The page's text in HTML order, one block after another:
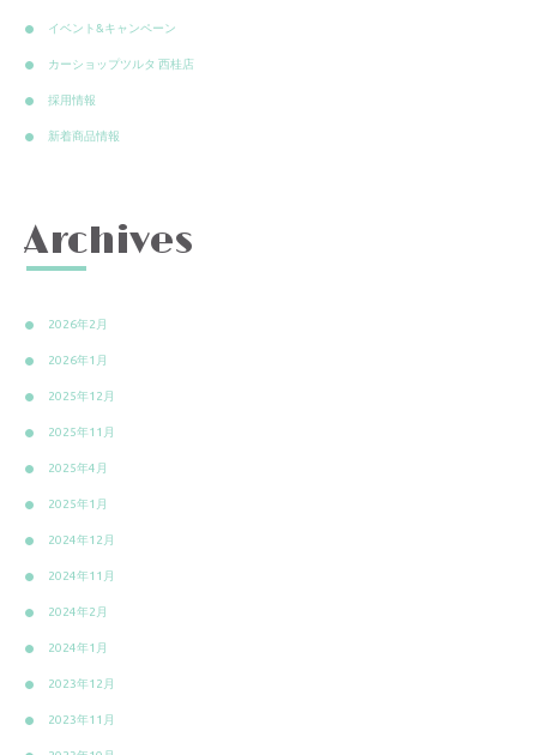
イベント&キャンペーン
カーショップツルタ 西桂店
採用情報
新着商品情報
Archives
2026年2月
2026年1月
2025年12月
2025年11月
2025年4月
2025年1月
2024年12月
2024年11月
2024年2月
2024年1月
2023年12月
2023年11月